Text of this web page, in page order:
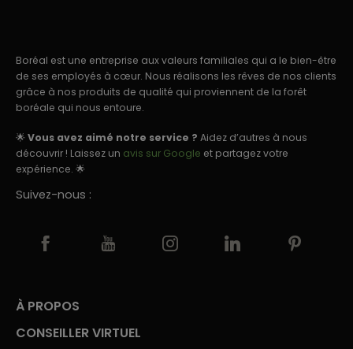
Boréal est une entreprise aux valeurs familiales qui a le bien-être
de ses employés à cœur. Nous réalisons les rêves de nos clients
grâce à nos produits de qualité qui proviennent de la forêt
boréale qui nous entoure.
🌟Vous avez aimé notre service ? Aidez d’autres à nous
découvrir ! Laissez un avis sur Google et partagez votre
expérience. 🌟
Suivez-nous :
À PROPOS
CONSEILLER VIRTUEL